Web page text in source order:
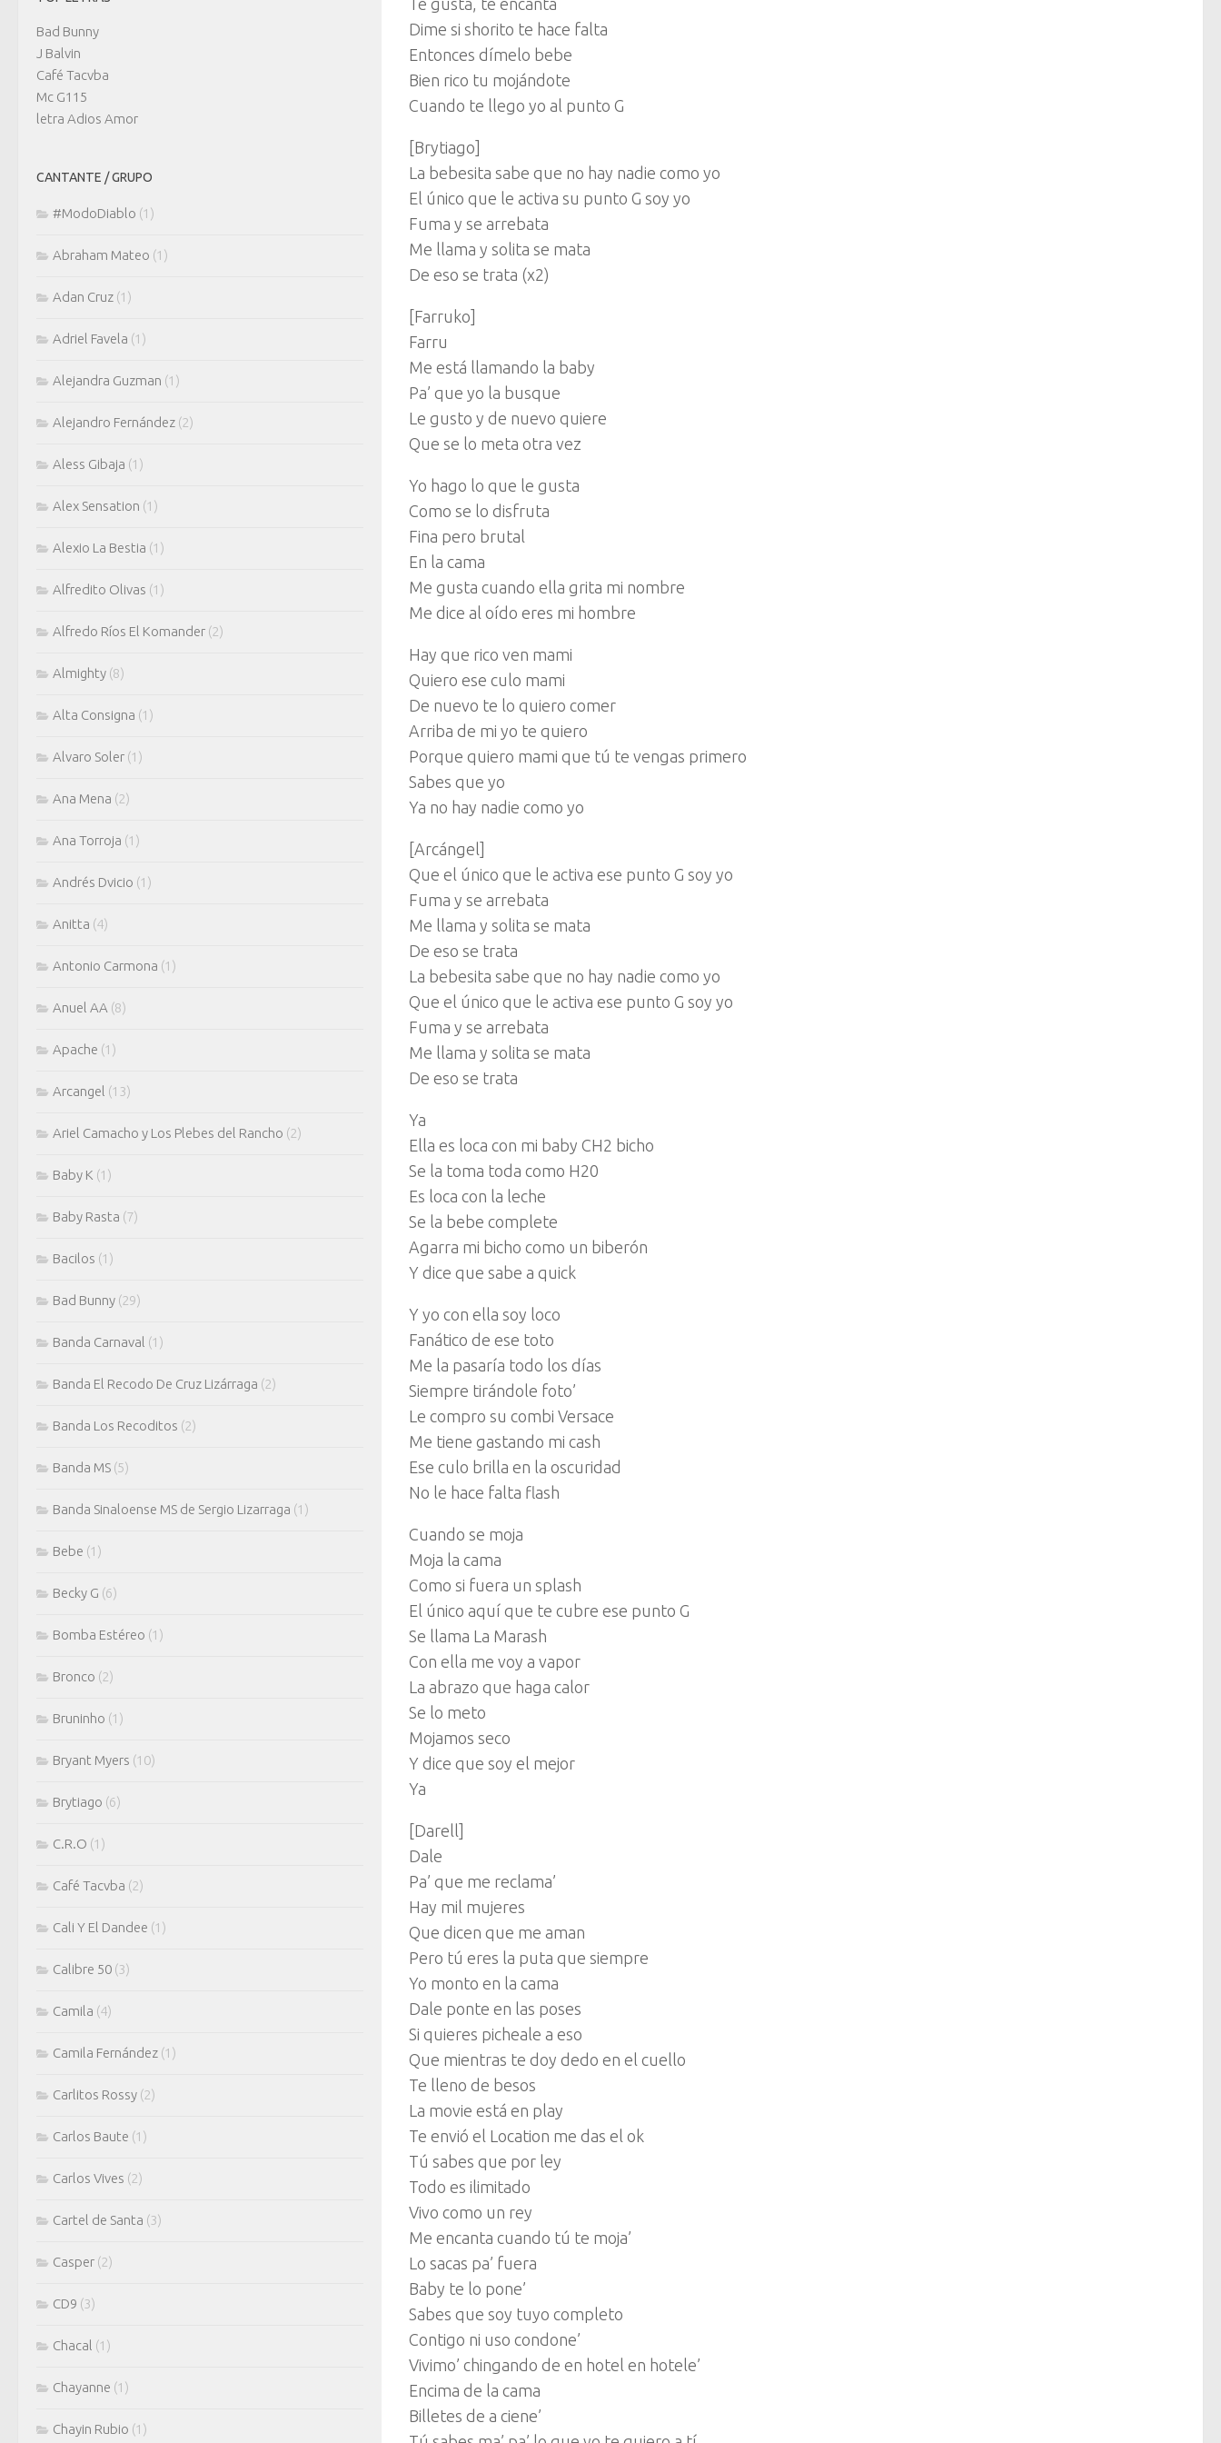
Te gusta, te encanta
Dime si shorito te hace falta
Entonces dímelo bebe
Bien rico tu mojándote
Cuando te llego yo al punto G
[Brytiago]
La bebesita sabe que no hay nadie como yo
El único que le activa su punto G soy yo
Fuma y se arrebata
Me llama y solita se mata
De eso se trata (x2)
[Farruko]
Farru
Me está llamando la baby
Pa’ que yo la busque
Le gusto y de nuevo quiere
Que se lo meta otra vez
Yo hago lo que le gusta
Como se lo disfruta
Fina pero brutal
En la cama
Me gusta cuando ella grita mi nombre
Me dice al oído eres mi hombre
Hay que rico ven mami
Quiero ese culo mami
De nuevo te lo quiero comer
Arriba de mi yo te quiero
Porque quiero mami que tú te vengas primero
Sabes que yo
Ya no hay nadie como yo
[Arcángel]
Que el único que le activa ese punto G soy yo
Fuma y se arrebata
Me llama y solita se mata
De eso se trata
La bebesita sabe que no hay nadie como yo
Que el único que le activa ese punto G soy yo
Fuma y se arrebata
Me llama y solita se mata
De eso se trata
Ya
Ella es loca con mi baby CH2 bicho
Se la toma toda como H20
Es loca con la leche
Se la bebe complete
Agarra mi bicho como un biberón
Y dice que sabe a quick
Y yo con ella soy loco
Fanático de ese toto
Me la pasaría todo los días
Siempre tirándole foto’
Le compro su combi Versace
Me tiene gastando mi cash
Ese culo brilla en la oscuridad
No le hace falta flash
Cuando se moja
Moja la cama
Como si fuera un splash
El único aquí que te cubre ese punto G
Se llama La Marash
Con ella me voy a vapor
La abrazo que haga calor
Se lo meto
Mojamos seco
Y dice que soy el mejor
Ya
[Darell]
Dale
Pa’ que me reclama’
Hay mil mujeres
Que dicen que me aman
Pero tú eres la puta que siempre
Yo monto en la cama
Dale ponte en las poses
Si quieres picheale a eso
Que mientras te doy dedo en el cuello
Te lleno de besos
La movie está en play
Te envió el Location me das el ok
Tú sabes que por ley
Todo es ilimitado
Vivo como un rey
Me encanta cuando tú te moja’
Lo sacas pa’ fuera
Baby te lo pone’
Sabes que soy tuyo completo
Contigo ni uso condone’
Vivimo’ chingando de en hotel en hotele’
Encima de la cama
Billetes de a ciene’
Bad Bunny
J Balvin
Café Tacvba
Mc G115
letra Adios Amor
CANTANTE / GRUPO
#ModoDiablo (1)
Abraham Mateo (1)
Adan Cruz (1)
Adriel Favela (1)
Alejandra Guzman (1)
Alejandro Fernández (2)
Aless Gibaja (1)
Alex Sensation (1)
Alexio La Bestia (1)
Alfredito Olivas (1)
Alfredo Ríos El Komander (2)
Almighty (8)
Alta Consigna (1)
Alvaro Soler (1)
Ana Mena (2)
Ana Torroja (1)
Andrés Dvicio (1)
Anitta (4)
Antonio Carmona (1)
Anuel AA (8)
Apache (1)
Arcangel (13)
Ariel Camacho y Los Plebes del Rancho (2)
Baby K (1)
Baby Rasta (7)
Bacilos (1)
Bad Bunny (29)
Banda Carnaval (1)
Banda El Recodo De Cruz Lizárraga (2)
Banda Los Recoditos (2)
Banda MS (5)
Banda Sinaloense MS de Sergio Lizarraga (1)
Bebe (1)
Becky G (6)
Bomba Estéreo (1)
Bronco (2)
Bruninho (1)
Bryant Myers (10)
Brytiago (6)
C.R.O (1)
Café Tacvba (2)
Cali Y El Dandee (1)
Calibre 50 (3)
Camila (4)
Camila Fernández (1)
Carlitos Rossy (2)
Carlos Baute (1)
Carlos Vives (2)
Cartel de Santa (3)
Casper (2)
CD9 (3)
Chacal (1)
Chayanne (1)
Chayin Rubio (1)